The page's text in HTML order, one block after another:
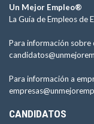
Un Mejor Empleo®
La Guía de Empleos de
Para información sobre
Para información a
CANDIDATOS